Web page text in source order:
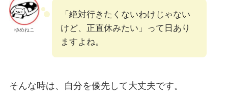
ゆめねこ
「絶対行きたくないわけじゃない
けど、正直休みたい」って日あり
ますよね。
そんな時は、自分を優先して大丈夫です。